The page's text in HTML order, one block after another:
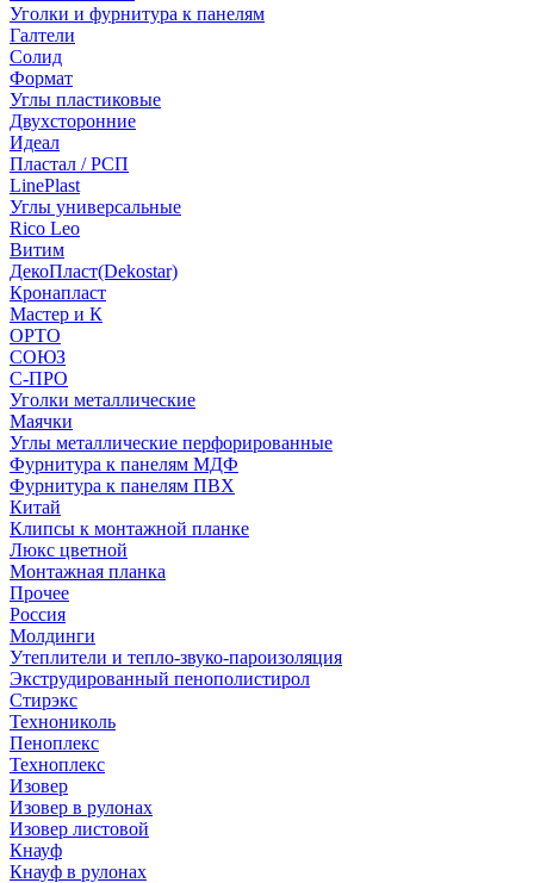
Уголки и фурнитура к панелям
Галтели
Солид
Формат
Углы пластиковые
Двухсторонние
Идеал
Пластал / РСП
LinePlast
Углы универсальные
Rico Leo
Витим
ДекоПласт(Dekostar)
Кронапласт
Мастер и К
ОРТО
СОЮЗ
С-ПРО
Уголки металлические
Маячки
Углы металлические перфорированные
Фурнитура к панелям МДФ
Фурнитура к панелям ПВХ
Китай
Клипсы к монтажной планке
Люкс цветной
Монтажная планка
Прочее
Россия
Молдинги
Утеплители и тепло-звуко-пароизоляция
Экструдированный пенополистирол
Стирэкс
Технониколь
Пеноплекс
Техноплекс
Изовер
Изовер в рулонах
Изовер листовой
Кнауф
Кнауф в рулонах